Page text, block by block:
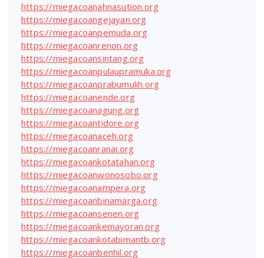
https://miegacoanahnasution.org
https://miegacoangejayan.org
https://miegacoanpemuda.org
https://miegacoanrenon.org
https://miegacoansintang.org
https://miegacoanpulaupramuka.org
https://miegacoanprabumulih.org
https://miegacoanende.org
https://miegacoanagung.org
https://miegacoantidore.org
https://miegacoanaceh.org
https://miegacoanranai.org
https://miegacoankotatahan.org
https://miegacoanwonosobo.org
https://miegacoanampera.org
https://miegacoanbinamarga.org
https://miegacoansenen.org
https://miegacoankemayoran.org
https://miegacoankotabimantb.org
https://miegacoanbenhil.org